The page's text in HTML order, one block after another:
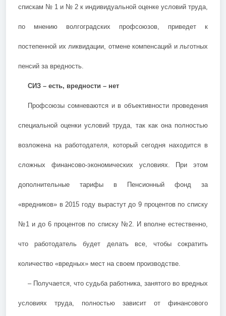
спискам № 1 и № 2 к индивидуальной оценке условий труда,
по мнению волгоградских профсоюзов, приведет к
постепенной их ликвидации, отмене компенсаций и льготных
пенсий за вредность.
СИЗ – есть, вредности – нет
Профсоюзы сомневаются и в объективности проведения
специальной оценки условий труда, так как она полностью
возложена на работодателя, который сегодня находится в
сложных финансово-экономических условиях. При этом
дополнительные тарифы в Пенсионный фонд за
«вредников» в 2015 году вырастут до 9 процентов по списку
№1 и до 6 процентов по списку №2. И вполне естественно,
что работодатель будет делать все, чтобы сократить
количество «вредных» мест на своем производстве.
– Получается, что судьба работника, занятого во вредных
условиях труда, полностью зависит от финансового